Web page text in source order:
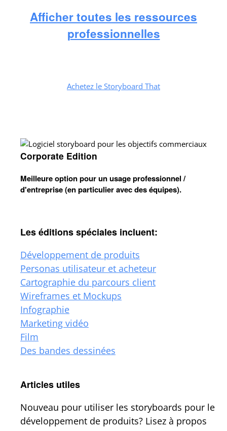
Afficher toutes les ressources
professionnelles
Achetez le Storyboard That
Corporate Edition
Meilleure option pour un usage professionnel /
d'entreprise (en particulier avec des équipes).
Les éditions spéciales incluent:
Développement de produits
Personas utilisateur et acheteur
Cartographie du parcours client
Wireframes et Mockups
Infographie
Marketing vidéo
Film
Des bandes dessinées
Articles utiles
Nouveau pour utiliser les storyboards pour le
développement de produits? Lisez à propos